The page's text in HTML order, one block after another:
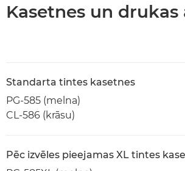
Kasetnes un drukas
Standarta tintes kasetnes
PG-585 (melna)
CL-586 (krāsu)
Pēc izvēles pieejamas XL tintes